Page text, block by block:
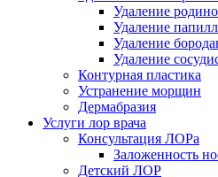
Удаление
Удаление
Удаление
Удаление
Контурная пластика
Устранение морщин
Дермабразия
Услуги лор врача
Консультация ЛОРа
Заложенность
Детский ЛОР